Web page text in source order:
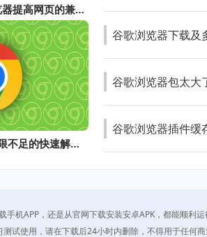
如何使用Chrome浏览器提高网页的兼容性
Google浏览器下载权限不足的快速解决方法
谷歌浏览器下载及
谷歌浏览器包太大
谷歌浏览器插件缓
手机APP，还是从官网下载安装安卓APK，都能顺利运
试使用，请在下载后24小时内删除，不得用于任何商